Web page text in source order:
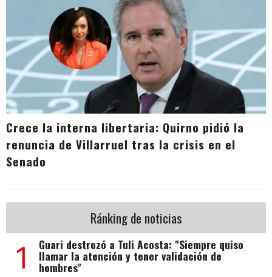
Crece la interna libertaria: Quirno pidió la
renuncia de Villarruel tras la crisis en el
Senado
Ránking de noticias
1 Guari destrozó a Tuli Acosta: "Siempre quiso
llamar la atención y tener validación de
hombres"